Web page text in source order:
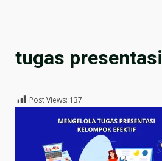
tugas presentasi
Post Views: 137